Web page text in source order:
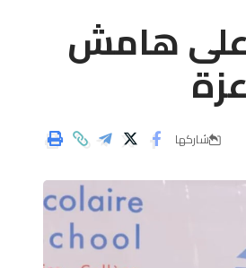
على هامش
شاركها